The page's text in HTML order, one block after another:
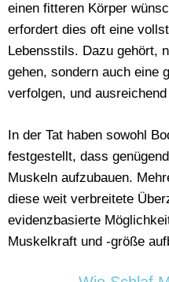
einen fitteren Körper
erfordert dies oft eine
Lebensstils. Dazu gehört,
gehen, sondern auch eine
verfolgen, und
In der Tat haben sowohl
festgestellt, dass
Muskeln aufzubauen.
diese weit verbreitete
evidenzbasierte
Muskelkraft und -größe